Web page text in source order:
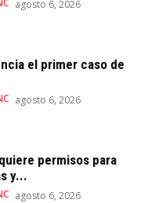
agosto 6, 2026
el primer caso de
agosto 6, 2026
permisos para
y...
agosto 6, 2026